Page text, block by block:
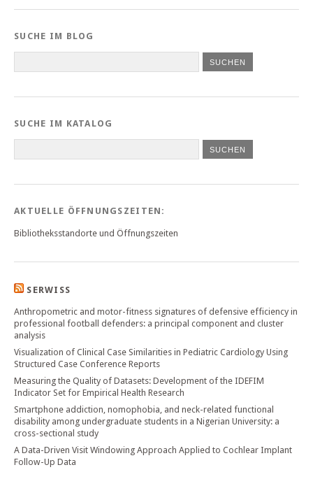
SUCHE IM BLOG
SUCHE IM KATALOG
SUCHEN
AKTUELLE ÖFFNUNGSZEITEN:
Bibliotheksstandorte und Öffnungszeiten
SERWISS
Anthropometric and motor-fitness signatures of defensive efficiency in
professional football defenders: a principal component and cluster
analysis
Visualization of Clinical Case Similarities in Pediatric Cardiology Using
Structured Case Conference Reports
Measuring the Quality of Datasets: Development of the IDEFIM
Indicator Set for Empirical Health Research
Smartphone addiction, nomophobia, and neck-related functional
disability among undergraduate students in a Nigerian University: a
cross-sectional study
A Data-Driven Visit Windowing Approach Applied to Cochlear Implant
Follow-Up Data